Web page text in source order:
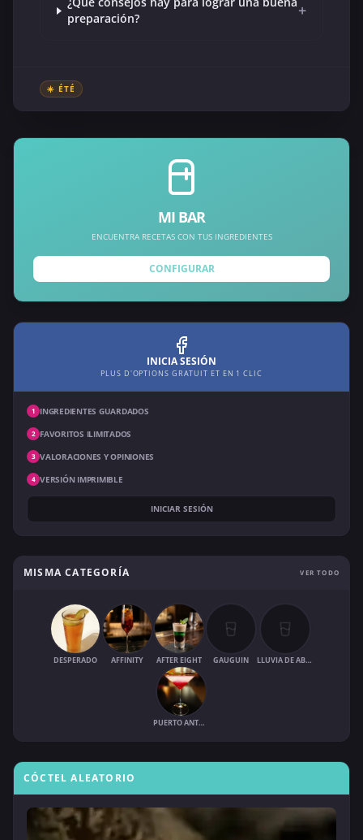
preparación?
+
☀️ ÉTÉ
MI BAR
ENCUENTRA RECETAS CON TUS INGREDIENTES
CONFIGURAR
INICIA SESIÓN
PLUS D'OPTIONS GRATUIT ET EN 1 CLIC
1 INGREDIENTES GUARDADOS
2 FAVORITOS ILIMITADOS
3 VALORACIONES Y OPINIONES
4 VERSIÓN IMPRIMIBLE
INICIAR SESIÓN
MISMA CATEGORÍA VER TODO
DESPERADO AFFINITY AFTER EIGHT GAUGUIN LLUVIA DE ABRIL
PUERTO ANTONIO
CÓCTEL ALEATORIO